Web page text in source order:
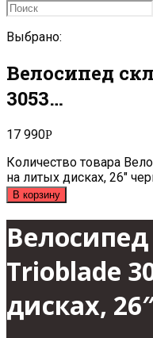
Выбрано:
Велосипед
3053…
17 990Р
Количество товара
на литых дисках, 26"
В корзину
Trioblade
дисках,